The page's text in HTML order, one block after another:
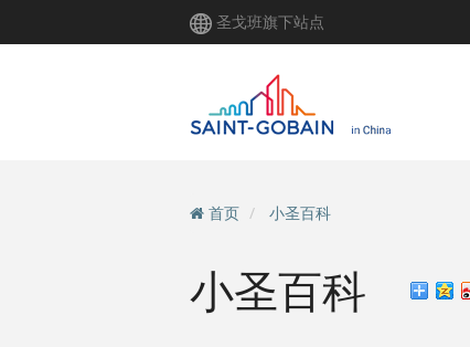
圣戈班旗下站点
首页 小圣百科
小圣百科